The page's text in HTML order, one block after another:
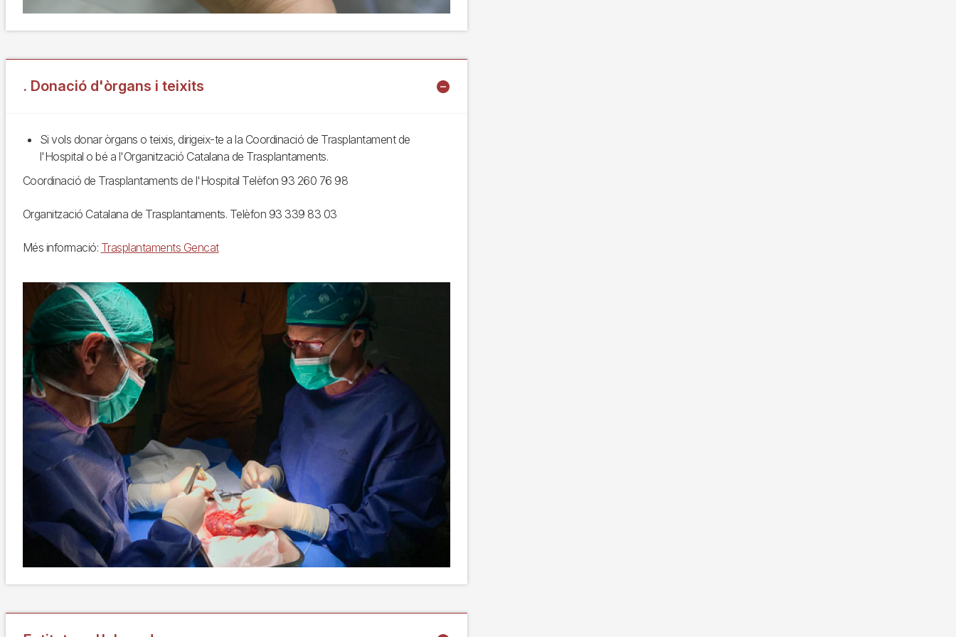
. Donació d'òrgans i teixits
Si vols donar òrgans o teixis, dirigeix-te a la Coordinació de Trasplantament de
l'Hospital o bé a l'Organització Catalana de Trasplantaments.
Coordinació de Trasplantaments de l'Hospital Telèfon 93 260 76 98
Organització Catalana de Trasplantaments. Telèfon 93 339 83 03
Més informació: Trasplantaments Gencat